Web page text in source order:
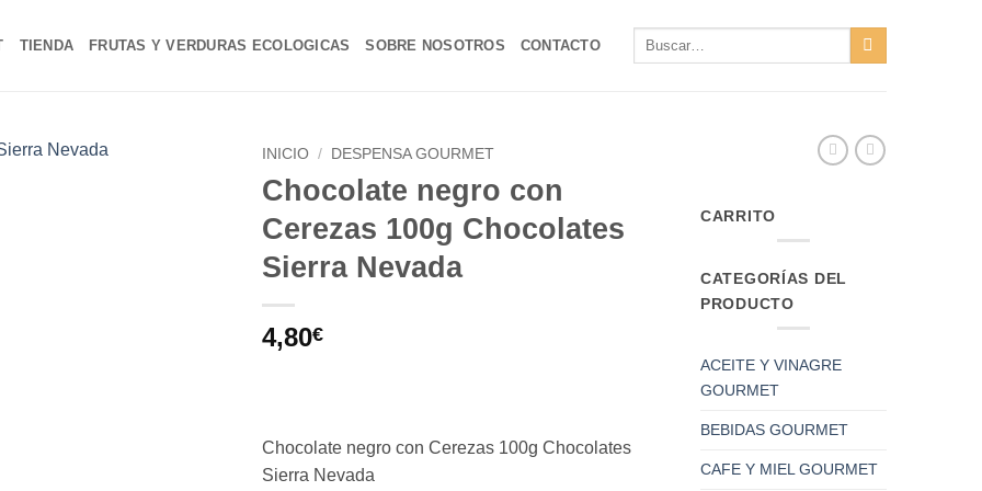
TIENDA FRUTAS Y VERDURAS ECOLOGICAS SOBRE NOSOTROS CONTACTO
Buscar
INICIO / DESPENSA GOURMET
Chocolate negro con
Cerezas 100g Chocolates
Sierra Nevada
4,80€
Chocolate negro con Cerezas 100g Chocolates
Sierra Nevada
CARRITO
CATEGORÍAS DEL
PRODUCTO
ACEITE Y VINAGRE
GOURMET
BEBIDAS GOURMET
CAFE Y MIEL GOURMET